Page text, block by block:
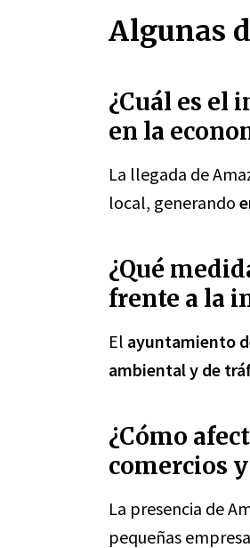
Algunas
¿Cuál es el
en la
La llegada de
local, generando
¿Qué
frente a la
El ayuntamiento
ambiental y de
¿Cómo
comercios
La presencia de
pequeñas